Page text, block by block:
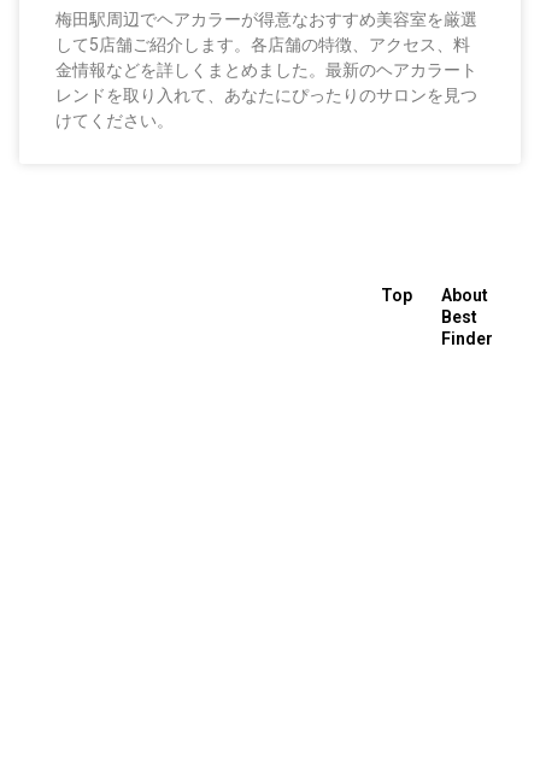
梅田駅周辺でヘアカラーが得意なおすすめ美容室を厳選
して5店舗ご紹介します。各店舗の特徴、アクセス、料
金情報などを詳しくまとめました。最新のヘアカラート
レンドを取り入れて、あなたにぴったりのサロンを見つ
けてください。
Top
About
Best
Finder